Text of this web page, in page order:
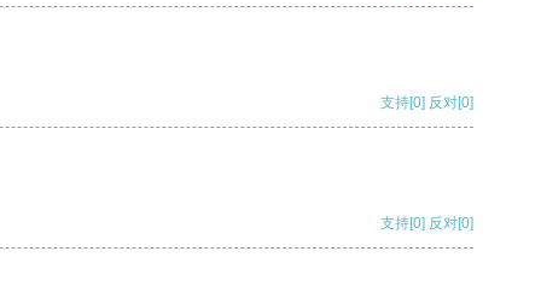
支持[0] 反对[0]
支持[0] 反对[0]